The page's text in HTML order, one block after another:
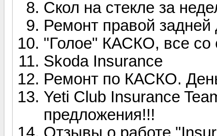
Скол на стекле за
Ремонт правой
"Голое" КАСКО, все со
Skoda Insurance
Ремонт по КАСКО.
Yeti Club Insurance
предложения!!!
Отзывы о работе